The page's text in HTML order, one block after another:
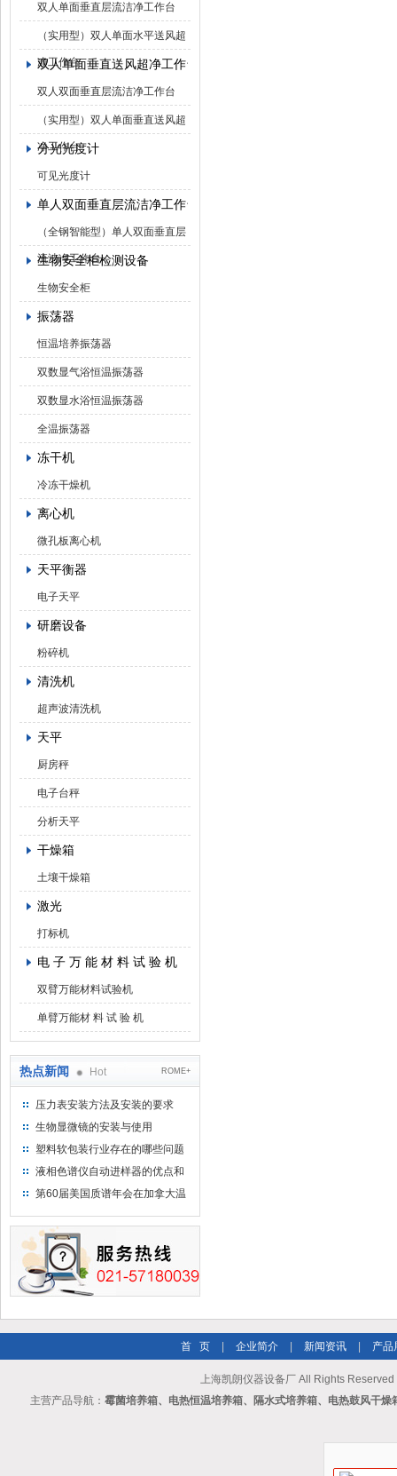
双人单面垂直层流洁净工作台
（实用型）双人单面水平送风超
净工作台
双人单面垂直送风超净工作台
双人双面垂直层流洁净工作台
（实用型）双人单面垂直送风超
净工作台
分光光度计
可见光度计
单人双面垂直层流洁净工作台
（全钢智能型）单人双面垂直层
流洁净工作台
生物安全柜检测设备
生物安全柜
振荡器
恒温培养振荡器
双数显气浴恒温振荡器
双数显水浴恒温振荡器
全温振荡器
冻干机
冷冻干燥机
离心机
微孔板离心机
天平衡器
电子天平
研磨设备
粉碎机
清洗机
超声波清洗机
天平
厨房秤
电子台秤
分析天平
干燥箱
土壤干燥箱
激光
打标机
电 子 万 能 材 料 试 验 机
双臂万能材料试验机
单臂万能材 料 试 验 机
热点新闻 Hot ROME+
压力表安装方法及安装的要求
生物显微镜的安装与使用
塑料软包装行业存在的哪些问题
液相色谱仪自动进样器的优点和
维护
第60届美国质谱年会在加拿大温
首 页 企业简介 新闻资讯 产品
上海凯朗仪器设备厂 All Rights Reserved
主营产品导航： 霉菌培养箱、电热恒温培养箱、隔水式培养箱、电热鼓风干